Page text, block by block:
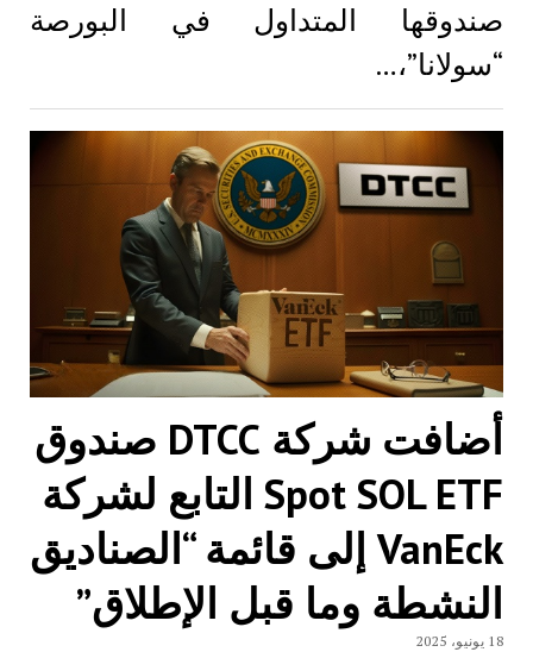
صندوقها المتداول في البورصة
“سولانا”،…
أضافت شركة DTCC صندوق
Spot SOL ETF التابع لشركة
VanEck إلى قائمة “الصناديق
النشطة وما قبل الإطلاق”
18 يونيو، 2025